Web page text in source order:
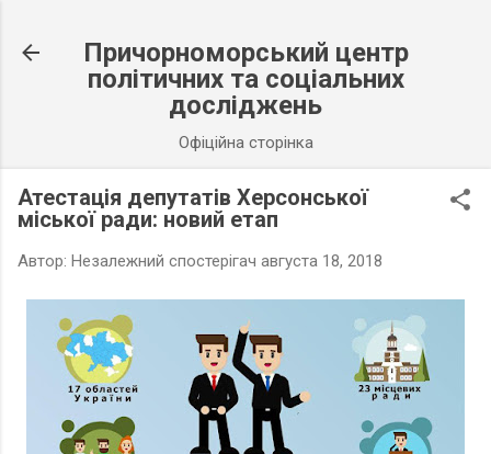
Причорноморський центр
політичних та соціальних
досліджень
Офіційна сторінка
Атестація депутатів Херсонської
міської ради: новий етап
Автор: Незалежний спостерігач августа 18, 2018